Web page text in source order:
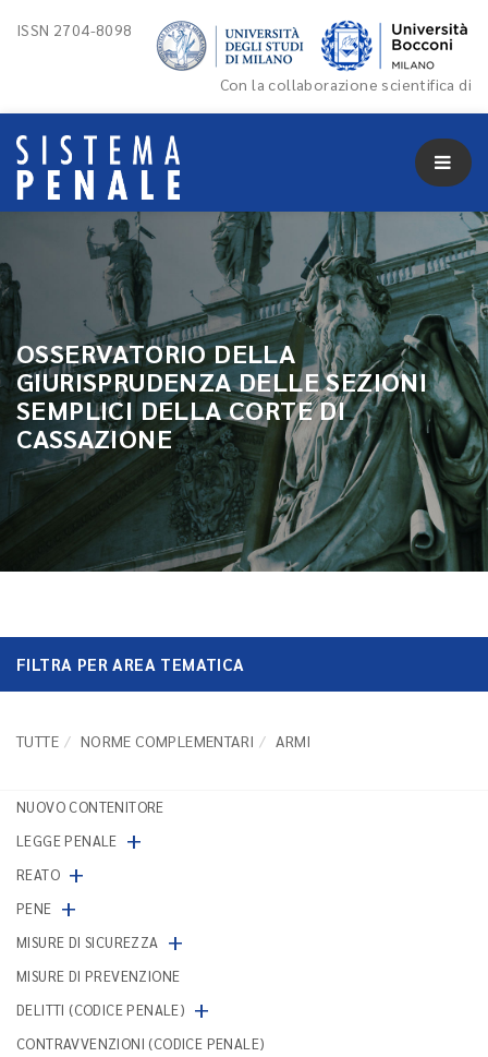
ISSN 2704-8098
Con la collaborazione scientifica di
OSSERVATORIO DELLA
GIURISPRUDENZA DELLE SEZIONI
SEMPLICI DELLA CORTE DI
CASSAZIONE
FILTRA PER AREA TEMATICA
TUTTE NORME COMPLEMENTARI ARMI
NUOVO CONTENITORE
LEGGE PENALE +
REATO +
PENE +
MISURE DI SICUREZZA +
MISURE DI PREVENZIONE
DELITTI (CODICE PENALE) +
CONTRAVVENZIONI (CODICE PENALE)